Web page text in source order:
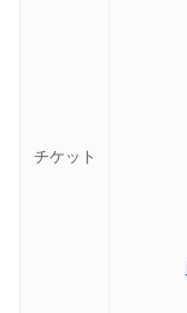
チケット